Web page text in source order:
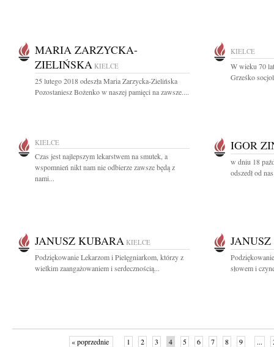
MARIA ZARZYCKA-
ZIELIŃSKA KIELCE
25 lutego 2018 odeszła Maria Zarzycka-Zielińska
Pozostaniesz Bożenko w naszej pamięci na zawsze....
KIELCE
W wieku 70
Grześko
KIELCE
Czas jest najlepszym lekarstwem na smutek, a
wspomnień nikt nam nie odbierze zawsze będą z
nami...
IGOR
w dniu 18
odszedł od
JANUSZ KUBARA KIELCE
Podziękowanie Lekarzom i Pielęgniarkom, którzy z
wielkim zaangażowaniem i serdecznością...
słowem i
« poprzednie 1 2 3 4 5 6 7 8 9 ...